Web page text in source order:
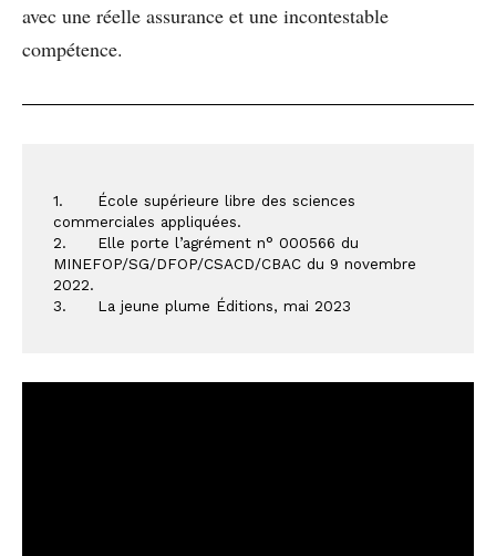
avec une réelle assurance et une incontestable
compétence.
1.	École supérieure libre des sciences
commerciales appliquées.
2.	Elle porte l’agrément n° 000566 du
MINEFOP/SG/DFOP/CSACD/CBAC du 9 novembre
2022.
3.	La jeune plume Éditions, mai 2023